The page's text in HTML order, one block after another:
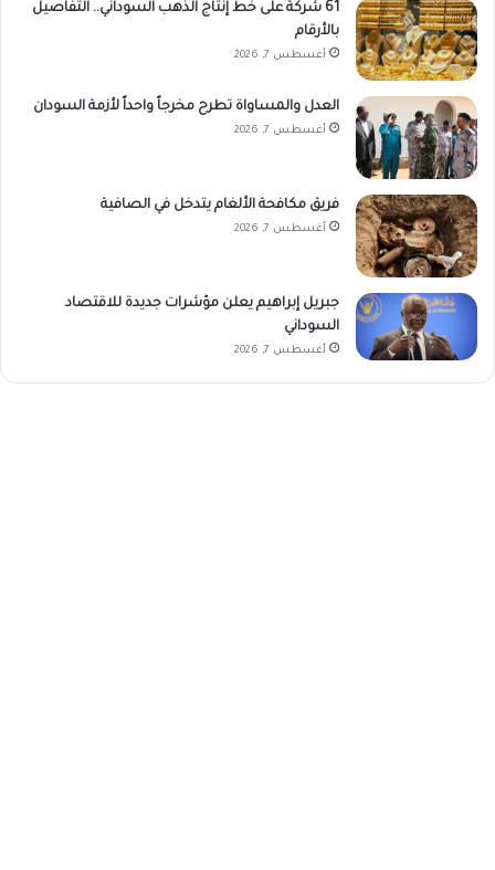
61 شركة على خط إنتاج الذهب السوداني.. التفاصيل
بالأرقام
أغسطس 7, 2026
العدل والمساواة تطرح مخرجاً واحداً لأزمة السودان
أغسطس 7, 2026
فريق مكافحة الألغام يتدخل في الصافية
أغسطس 7, 2026
جبريل إبراهيم يعلن مؤشرات جديدة للاقتصاد
السوداني
أغسطس 7, 2026